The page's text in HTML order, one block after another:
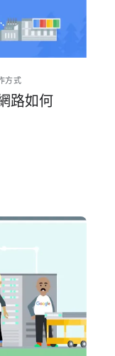
方式
路​如何​